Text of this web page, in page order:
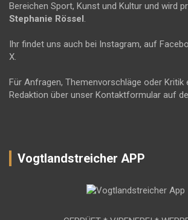
Bereichen Sport, Kunst und Kultur und wird
Stephanie Rössel .
Ihr findet uns auch bei Instagram, auf
X.
Für Anfragen, Themenvorschläge oder Kritik
Redaktion über unser Kontaktformular auf
Vogtlandstreicher APP